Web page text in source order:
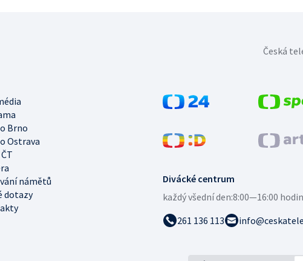
Divácké centrum
každý všední den:8:00—16:00 hodin
261 136 113
Brno
Ostrava
námětů
dotazy
Česká